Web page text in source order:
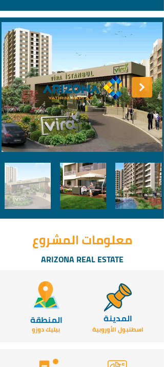
المنطقة
بيليك دوزو
المدينة
اسطنبول الأوروبية
معلومات المشروع
ARIZONA REAL ESTATE